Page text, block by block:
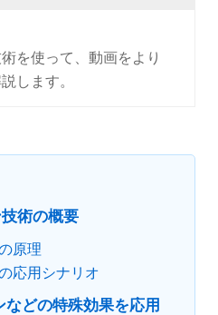
を使って、動画をより
します。
術の概要
原理
応用シナリオ
どの特殊効果を応用